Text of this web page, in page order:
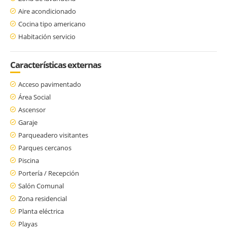
Aire acondicionado
Cocina tipo americano
Habitación servicio
Características externas
Acceso pavimentado
Área Social
Ascensor
Garaje
Parqueadero visitantes
Parques cercanos
Piscina
Portería / Recepción
Salón Comunal
Zona residencial
Planta eléctrica
Playas